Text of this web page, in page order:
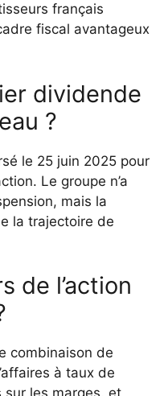
français
fiscal avantageux
dividende
?
le 25 juin 2025 pour
Le groupe n’a
mais la
la trajectoire de
de l’action
combinaison de
à taux de